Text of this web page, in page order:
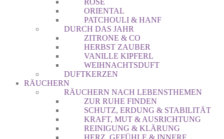
ROSE
ORIENTAL
PATCHOULI & HANF
DURCH DAS JAHR
ZITRONE & CO
HERBST ZAUBER
VANILLE KIPFERL
WEIHNACHTSDUFT
DUFTKERZEN
RÄUCHERN
RÄUCHERN NACH LEBENSTHEMEN
ZUR RUHE FINDEN
SCHUTZ, ERDUNG & STABILITÄT
KRAFT, MUT & AUSRICHTUNG
REINIGUNG & KLÄRUNG
HERZ, GEFÜHLE & INNERE